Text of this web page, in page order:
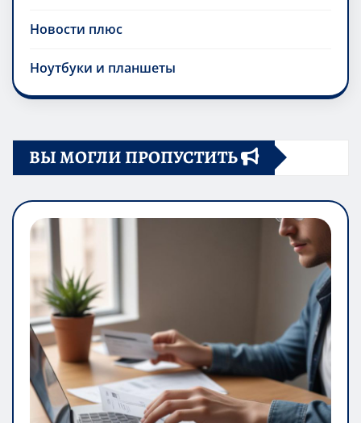
Новости плюс
Ноутбуки и планшеты
ВЫ МОГЛИ ПРОПУСТИТЬ